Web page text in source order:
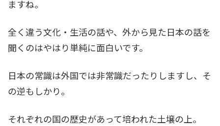
ますね。
全く違う文化・生活の話や、外から見た日本の話を
聞くのはやはり単純に面白いです。
日本の常識は外国では非常識だったりしますし、そ
の逆もしかり。
それぞれの国の歴史があって培われた土壌の上。